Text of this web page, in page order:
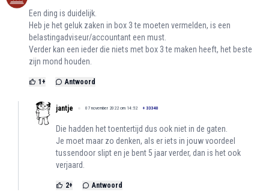
Een ding is duidelijk.
Heb je het geluk zaken in box 3 te moeten vermelden, is een
belastingadviseur/accountant een must.
Verder kan een ieder die niets met box 3 te maken heeft, het beste
zijn mond houden.
1 + Antwoord
jantje 07 november 2022 om 14:52 + 33340
Die hadden het toentertijd dus ook niet in de gaten.
Je moet maar zo denken, als er iets in jouw voordeel
tussendoor slipt en je bent 5 jaar verder, dan is het ook
verjaard.
2+ Antwoord